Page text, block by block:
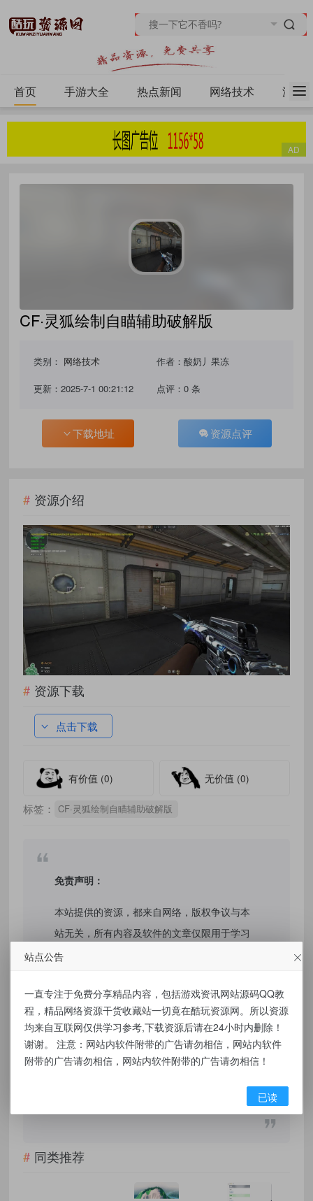
首页 手游大全 热点新闻 网络技术 源码
CF·灵狐绘制自瞄辅助破解版
类别： 网络技术 作者：酸奶丿果冻
更新：2025-7-1 00:21:12 点评：0 条
下载地址 资源点评
资源介绍
资源下载
点击下载
有价值 (0) 无价值 (0)
标签： CF·灵狐绘制自瞄辅助破解版
免责声明：
本站提供的资源，都来自网络，版权争议与本
站无关，所有内容及软件的文章仅限用于学习
和研究目的。不得将上述内容用于商业或者非
保证内容的长久可用性，通过使用本站内容随
之而来的风险与本站无关，您必须在下载后的
24个小时之内，从您的电脑/手机中彻底删除上
述内容。如果您喜欢该程序，请支持正版软
同类推荐
站点公告
一直专注于免费分享精品内容，包括游戏资讯网站源码QQ教
程，精品网络资源干货收藏站一切竟在酷玩资源网。所以资源
均来自互联网仅供学习参考,下载资源后请在24小时内删除！
谢谢。 注意：网站内软件附带的广告请勿相信，网站内软件
附带的广告请勿相信，网站内软件附带的广告请勿相信！
已读